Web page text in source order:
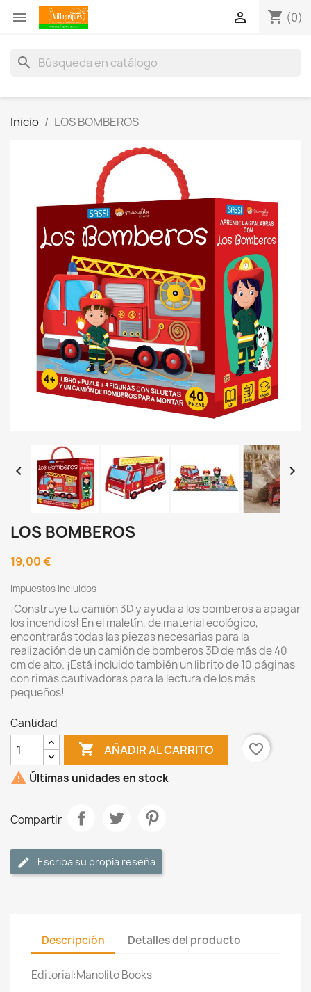
 shopping_cart (0)

search
Inicio LOS BOMBEROS
 
LOS BOMBEROS
19,00 €
Impuestos incluidos
¡Construye tu camión 3D y ayuda a los bomberos a apagar
los incendios! En el maletín, de material ecológico,
encontrarás todas las piezas necesarias para la
realización de un camión de bomberos 3D de más de 40
cm de alto. ¡Está incluido también un librito de 10 páginas
con rimas cautivadoras para la lectura de los más
pequeños!
Cantidad
 AÑADIR AL CARRITO
favorite_border
 Últimas unidades en stock
Compartir
Escriba su propia reseña
Descripción Detalles del producto
Editorial:Manolito Books